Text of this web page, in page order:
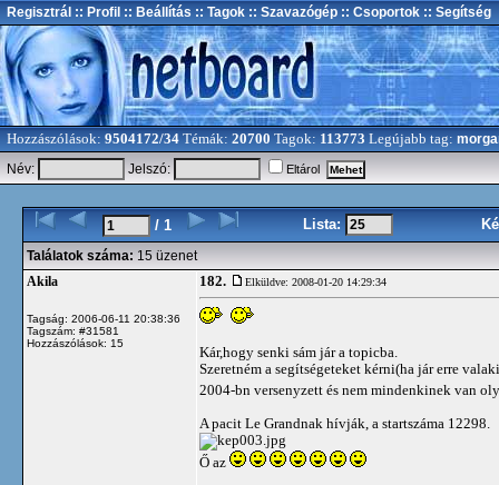
Regisztrál :: Profil :: Beállítás :: Tagok :: Szavazógép :: Csoportok :: Segítség
Hozzászólások: 9504172/34 Témák: 20700 Tagok: 113773 Legújabb tag:
Név:
Jelszó: Eltárol
/ 1 Lista:
Találatok száma: 15 üzenet
Akila
Tagság: 2006-06-11 20:38:36
Tagszám: #31581
Hozzászólások: 15
182. Elküldve: 2008-01-20 14:29:34
Kár,hogy senki sám jár a topicba.
Szeretném a segítségeteket kérni(ha jár erre
2004-bn versenyzett és nem mindenkinek van
A pacit Le Grandnak hívják, a startszáma 12298.
Ő az